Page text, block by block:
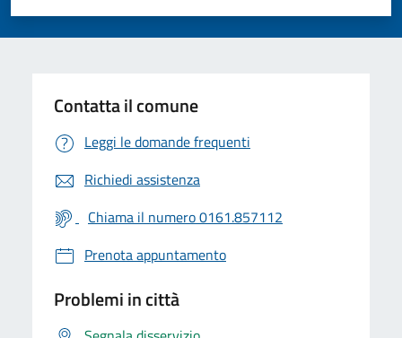
Valuta 5 stelle su 5
Valuta 4 stelle su 5
Valuta 3 stelle su 5
Valuta 2 stelle su 5
Valuta 1 stelle su 5
Contatta il comune
Leggi le domande frequenti
Richiedi assistenza
Chiama il numero 0161.857112
Prenota appuntamento
Problemi in città